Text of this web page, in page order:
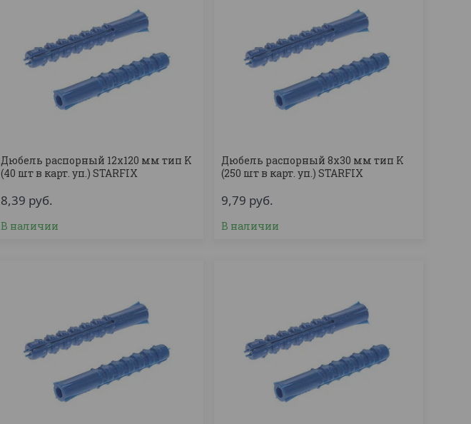
Дюбель распорный 12х120 мм тип K
(40 шт в карт. уп.) STARFIX
8,39 руб.
В наличии
Дюбель распорный 8х30 мм тип K
(250 шт в карт. уп.) STARFIX
9,79 руб.
В наличии